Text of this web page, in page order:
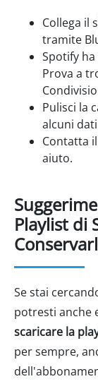
Collega il
tramite
Spotify
Prova a
Pulisci la
alcuni
Contatta
aiuto.
Playlist di
Se stai
potresti anche
scaricare la
per sempre,